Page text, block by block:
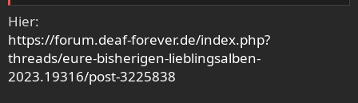
Hier:
https://forum.deaf-forever.de/index.php?
threads/eure-bisherigen-lieblingsalben-
2023.19316/post-3225838